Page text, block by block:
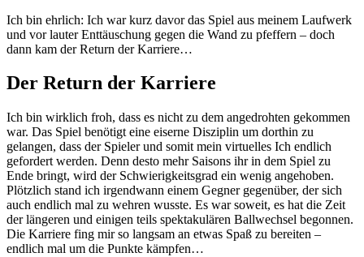
Ich bin ehrlich: Ich war kurz davor das Spiel aus meinem Laufwerk
und vor lauter Enttäuschung gegen die Wand zu pfeffern – doch
dann kam der Return der Karriere…
Der Return der Karriere
Ich bin wirklich froh, dass es nicht zu dem angedrohten gekommen
war. Das Spiel benötigt eine eiserne Disziplin um dorthin zu
gelangen, dass der Spieler und somit mein virtuelles Ich endlich
gefordert werden. Denn desto mehr Saisons ihr in dem Spiel zu
Ende bringt, wird der Schwierigkeitsgrad ein wenig angehoben.
Plötzlich stand ich irgendwann einem Gegner gegenüber, der sich
auch endlich mal zu wehren wusste. Es war soweit, es hat die Zeit
der längeren und einigen teils spektakulären Ballwechsel begonnen.
Die Karriere fing mir so langsam an etwas Spaß zu bereiten –
endlich mal um die Punkte kämpfen…